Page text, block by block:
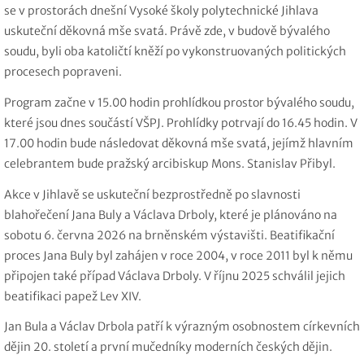
se v prostorách dnešní Vysoké školy polytechnické Jihlava
uskuteční děkovná mše svatá. Právě zde, v budově bývalého
soudu, byli oba katoličtí kněží po vykonstruovaných politických
procesech popraveni.
Program začne v 15.00 hodin prohlídkou prostor bývalého soudu,
které jsou dnes součástí VŠPJ. Prohlídky potrvají do 16.45 hodin. V
17.00 hodin bude následovat děkovná mše svatá, jejímž hlavním
celebrantem bude pražský arcibiskup Mons. Stanislav Přibyl.
Akce v Jihlavě se uskuteční bezprostředně po slavnosti
blahořečení Jana Buly a Václava Drboly, které je plánováno na
sobotu 6. června 2026 na brněnském výstavišti. Beatifikační
proces Jana Buly byl zahájen v roce 2004, v roce 2011 byl k němu
připojen také případ Václava Drboly. V říjnu 2025 schválil jejich
beatifikaci papež Lev XIV.
Jan Bula a Václav Drbola patří k výrazným osobnostem církevních
dějin 20. století a první mučedníky moderních českých dějin.